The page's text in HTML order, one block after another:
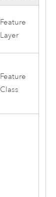
Feature
Layer
Feature
Class